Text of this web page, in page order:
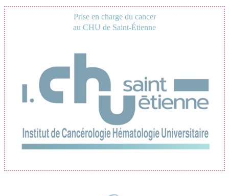
Prise en charge du cancer
au CHU de Saint-Étienne